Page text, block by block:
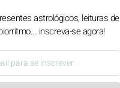
astrológicos, leituras de
inscreva-se agora!